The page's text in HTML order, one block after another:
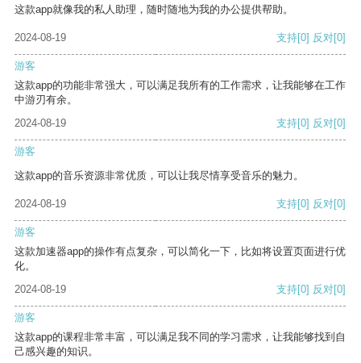
这款app就像我的私人助理，随时随地为我的办公提供帮助。
2024-08-19 支持[0] 反对[0]
游客
这款app的功能非常强大，可以满足我所有的工作需求，让我能够在工作
中游刃有余。
2024-08-19
支持[0] 反对[0]
游客
这款app的音乐资源非常优质，可以让我尽情享受音乐的魅力。
2024-08-19 支持[0] 反对[0]
游客
这款加速器app的操作有点复杂，可以简化一下，比如将设置页面进行优
化。
2024-08-19
支持[0] 反对[0]
游客
这款app的课程非常丰富，可以满足我不同的学习需求，让我能够找到自
己感兴趣的知识。